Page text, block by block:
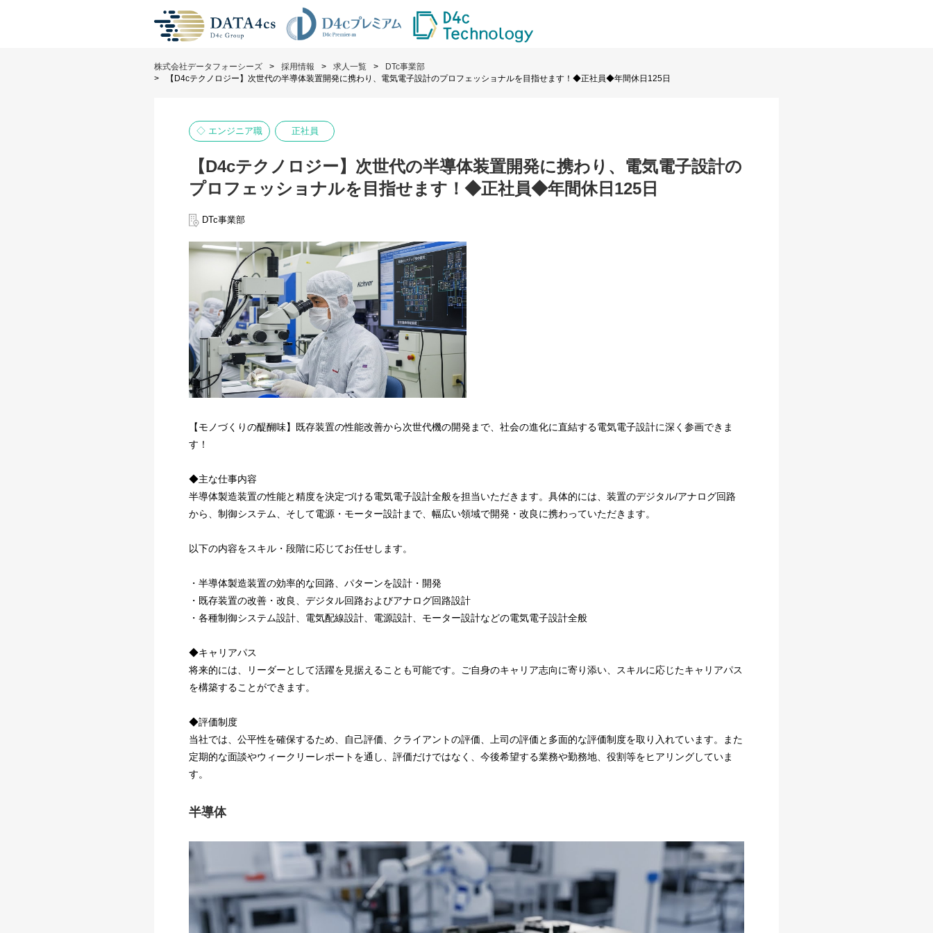
株式会社データフォーシーズ 採用情報 求人一覧
DTc事業部
【D4cテクノロジー】次世代の半導体装置開発に携わり、電気電子設計のプロフェッショナルを目指せます！◆正社員◆年間休日125日
◇ エンジニア職 正社員
【D4cテクノロジー】次世代の半導体装置開発に携わり、電気電子設計の
プロフェッショナルを目指せます！◆正社員◆年間休日125日
DTc事業部
【モノづくりの醍醐味】既存装置の性能改善から次世代機の開発まで、社会の進化に直結する電気電子設計に深く参画できま
す！
◆主な仕事内容
半導体製造装置の性能と精度を決定づける電気電子設計全般を担当いただきます。具体的には、装置のデジタル/アナログ回路
から、制御システム、そして電源・モーター設計まで、幅広い領域で開発・改良に携わっていただきます。
以下の内容をスキル・段階に応じてお任せします。
・半導体製造装置の効率的な回路、パターンを設計・開発
・既存装置の改善・改良、デジタル回路およびアナログ回路設計
・各種制御システム設計、電気配線設計、電源設計、モーター設計などの電気電子設計全般
◆キャリアパス
将来的には、リーダーとして活躍を見据えることも可能です。ご自身のキャリア志向に寄り添い、スキルに応じたキャリアパス
を構築することができます。
◆評価制度
当社では、公平性を確保するため、自己評価、クライアントの評価、上司の評価と多面的な評価制度を取り入れています。また
定期的な面談やウィークリーレポートを通し、評価だけではなく、今後希望する業務や勤務地、役割等をヒアリングしていま
す。
半導体